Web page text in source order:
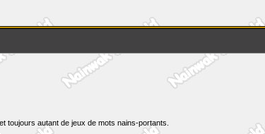
toujours autant de jeux de mots nains-portants.